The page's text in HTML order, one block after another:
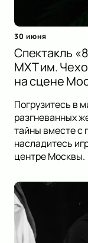
30 июня
Спектакль
МХТ им.
на сцене
Погрузитесь в
разгневанных
тайны вместе с
насладитесь
центре Москвы.